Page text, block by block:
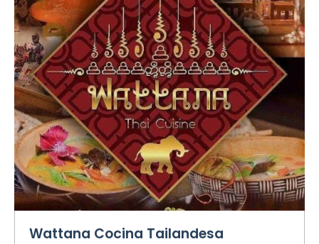
Wattana Cocina Tailandesa